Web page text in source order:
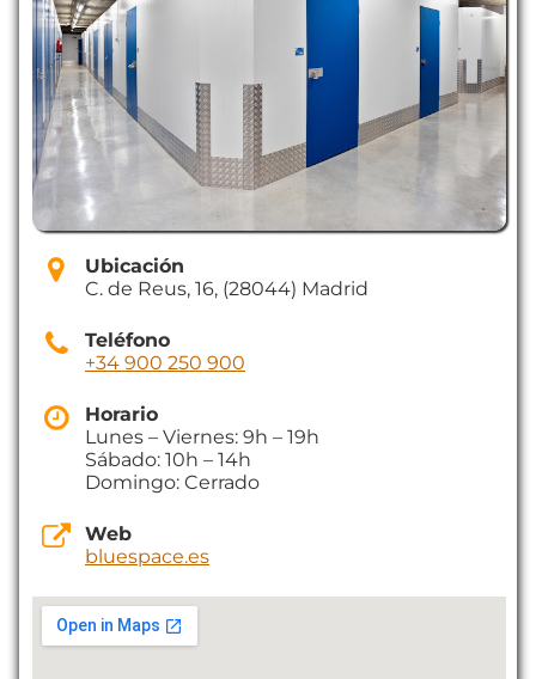
Ubicación
C. de Reus, 16, (28044) Madrid
Teléfono
+34 900 250 900
Horario
Lunes – Viernes: 9h – 19h
Sábado: 10h – 14h
Domingo: Cerrado
Web
bluespace.es